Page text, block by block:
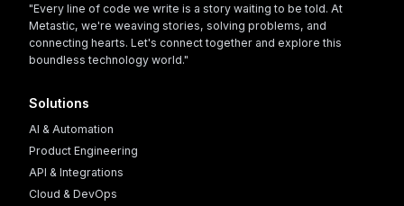
"Every line of code we write is a story waiting to be told. At
Metastic, we're weaving stories, solving problems, and
connecting hearts. Let's connect together and explore this
boundless technology world."
Solutions
AI & Automation
Product Engineering
API & Integrations
Cloud & DevOps